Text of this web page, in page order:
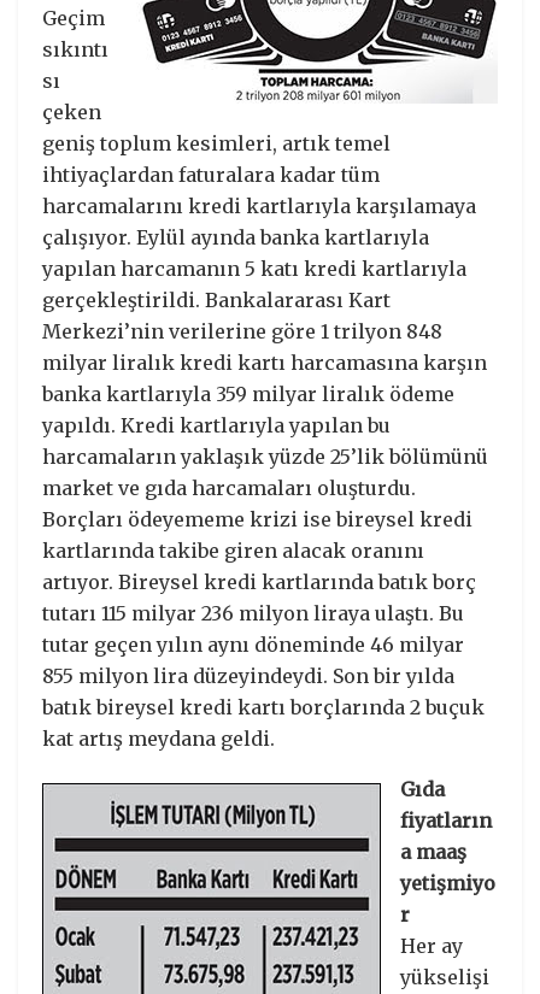
Geçim
sıkıntı
sı
çeken
geniş toplum kesimleri, artık temel
ihtiyaçlardan faturalara kadar tüm
harcamalarını kredi kartlarıyla karşılamaya
çalışıyor. Eylül ayında banka kartlarıyla
yapılan harcamanın 5 katı kredi kartlarıyla
gerçekleştirildi. Bankalararası Kart
Merkezi’nin verilerine göre 1 trilyon 848
milyar liralık kredi kartı harcamasına karşın
banka kartlarıyla 359 milyar liralık ödeme
yapıldı. Kredi kartlarıyla yapılan bu
harcamaların yaklaşık yüzde 25’lik bölümünü
market ve gıda harcamaları oluşturdu.
Borçları ödeyememe krizi ise bireysel kredi
kartlarında takibe giren alacak oranını
artıyor. Bireysel kredi kartlarında batık borç
tutarı 115 milyar 236 milyon liraya ulaştı. Bu
tutar geçen yılın aynı döneminde 46 milyar
855 milyon lira düzeyindeydi. Son bir yılda
batık bireysel kredi kartı borçlarında 2 buçuk
kat artış meydana geldi.
Gıda
fiyatların
a maaş
yetişmiyo
r
Her ay
yükselişi